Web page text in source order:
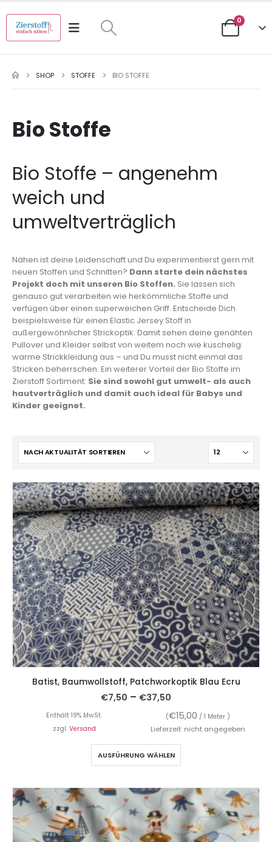
0
SHOP STOFFE BIO STOFFE
Bio Stoffe
Bio Stoffe – angenehm
weich und
umweltverträglich
Nähen ist deine Leidenschaft und Du experimentierst gern mit
neuen Stoffen und Schnitten? Dann starte dein nächstes
Projekt doch mit unseren Bio Stoffen. Sie lassen sich
genauso gut verarbeiten wie herkömmliche Stoffe und
verfügen über einen superweichen Griff. Entscheide Dich
beispielsweise für einen Elastic Jersey Stoff in
außergewöhnlicher Strickoptik. Damit sehen deine genähten
Pullover und Kleider selbst von weitem noch wie kuschelig
warme Strickkleidung aus – und Du musst nicht einmal das
Stricken beherrschen. Ein weiterer Vorteil der Bio Stoffe im
Zierstoff Sortiment: Sie sind sowohl gut umwelt- als auch
hautverträglich und damit auch ideal für Babys und
Kinder geeignet.
Batist, Baumwollstoff, Patchworkoptik Blau Ecru
€7,50 – €37,50
Enthält 19% MwSt. (€15,00 / 1 Meter )
zzgl. Versand Lieferzeit: nicht angegeben
AUSFÜHRUNG WÄHLEN